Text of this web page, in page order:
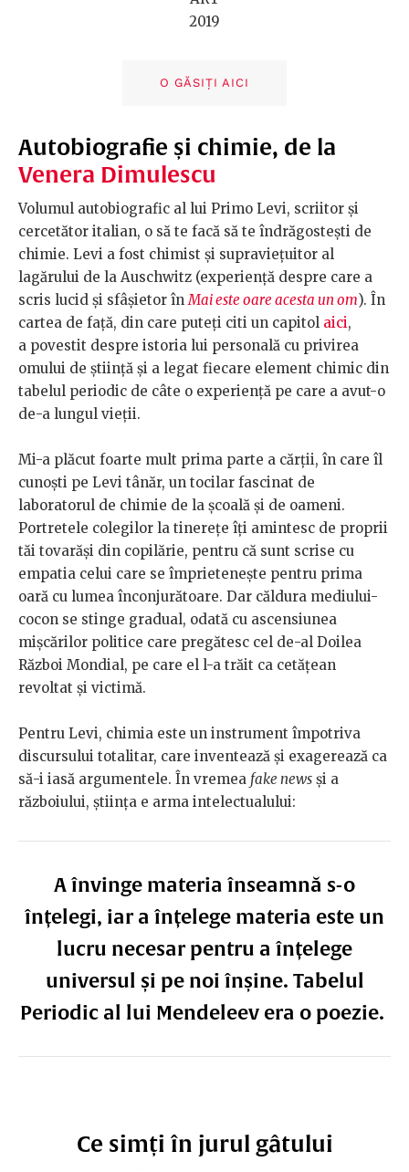
2019
O GĂSIȚI AICI
Autobiografie și chimie, de la
Venera Dimulescu
Volumul autobiografic al lui Primo Levi, scriitor și
cercetător italian, o să te facă să te îndrăgostești de
chimie. Levi a fost chimist și supraviețuitor al
lagărului de la Auschwitz (experiență despre care a
scris lucid și sfâșietor înMai este oare acesta un om). În
cartea de față, din care puteți citi un capitol aici,
a povestit despre istoria lui personală cu privirea
omului de știință și a legat fiecare element chimic din
tabelul periodic de câte o experiență pe care a avut-o
de-a lungul vieții.
Mi-a plăcut foarte mult prima parte a cărții, în care îl
cunoști pe Levi tânăr, un tocilar fascinat de
laboratorul de chimie de la școală și de oameni.
Portretele colegilor la tinerețe îți amintesc de proprii
tăi tovarăși din copilărie, pentru că sunt scrise cu
empatia celui care se împrietenește pentru prima
oară cu lumea înconjurătoare. Dar căldura mediului-
cocon se stinge gradual, odată cu ascensiunea
mișcărilor politice care pregătesc cel de-al Doilea
Război Mondial, pe care el l-a trăit ca cetățean
revoltat și victimă.
Pentru Levi, chimia este un instrument împotriva
discursului totalitar, care inventează și exagerează ca
să-i iasă argumentele. În vremea fake news și a
războiului, știința e arma intelectualului:
A învinge materia înseamnă s-o
înțelegi, iar a înțelege materia este un
lucru necesar pentru a înțelege
universul și pe noi înșine. Tabelul
Periodic al lui Mendeleev era o poezie.
Ce simți în jurul gâtului